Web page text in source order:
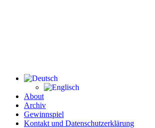
About
Archiv
Gewinnspiel
Kontakt und Datenschutzerklärung